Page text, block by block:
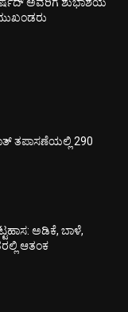
ಅವರಿಗೆ ಶುಭಾಶಯ
ತಪಾಸಣೆಯಲ್ಲಿ 290
ಅಡಿಕೆ, ಬಾಳೆ,
ಆತಂಕ